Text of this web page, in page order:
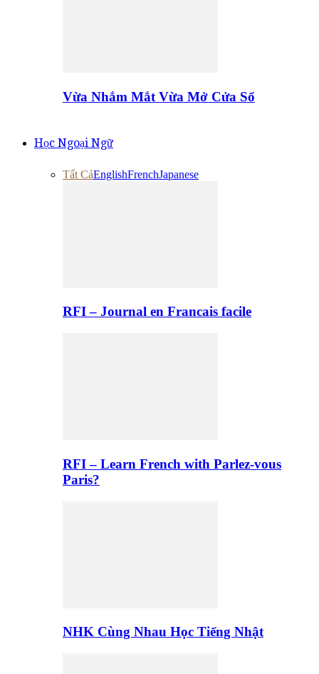
Vừa Nhắm Mắt Vừa Mở Cửa Sổ
Học Ngoại Ngữ
Tất CảEnglishFrenchJapanese
RFI – Journal en Francais facile
RFI – Learn French with Parlez-vous
Paris?
NHK Cùng Nhau Học Tiếng Nhật